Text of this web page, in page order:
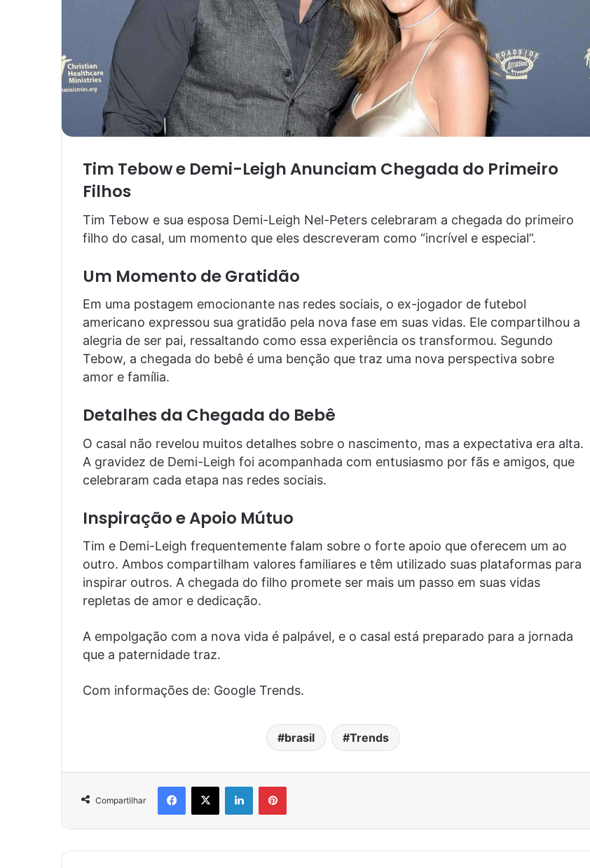
Tim Tebow e Demi-Leigh Anunciam Chegada do Primeiro
Filhos
Tim Tebow e sua esposa Demi-Leigh Nel-Peters celebraram a chegada do primeiro
filho do casal, um momento que eles descreveram como “incrível e especial”.
Um Momento de Gratidão
Em uma postagem emocionante nas redes sociais, o ex-jogador de futebol
americano expressou sua gratidão pela nova fase em suas vidas. Ele compartilhou a
alegria de ser pai, ressaltando como essa experiência os transformou. Segundo
Tebow, a chegada do bebê é uma benção que traz uma nova perspectiva sobre
amor e família.
Detalhes da Chegada do Bebê
O casal não revelou muitos detalhes sobre o nascimento, mas a expectativa era alta.
A gravidez de Demi-Leigh foi acompanhada com entusiasmo por fãs e amigos, que
celebraram cada etapa nas redes sociais.
Inspiração e Apoio Mútuo
Tim e Demi-Leigh frequentemente falam sobre o forte apoio que oferecem um ao
outro. Ambos compartilham valores familiares e têm utilizado suas plataformas para
inspirar outros. A chegada do filho promete ser mais um passo em suas vidas
repletas de amor e dedicação.
A empolgação com a nova vida é palpável, e o casal está preparado para a jornada
que a paternidade traz.
Com informações de: Google Trends.
brasil Trends
Compartilhar
Facebook
X LinkedinPinterest